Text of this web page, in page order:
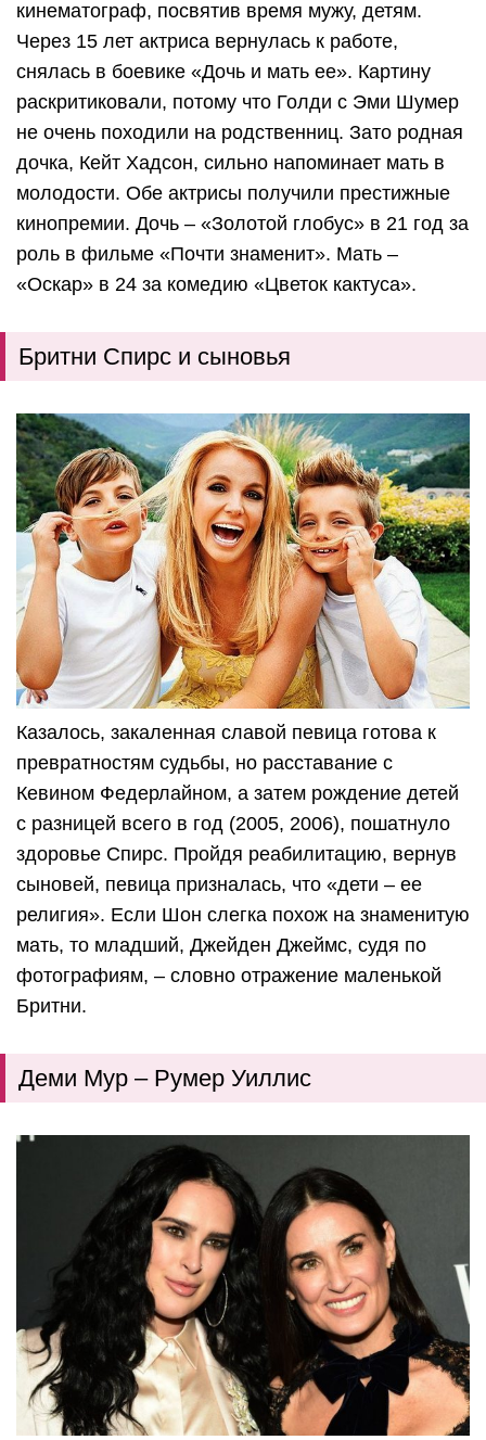
кинематограф, посвятив время мужу, детям.
Через 15 лет актриса вернулась к работе,
снялась в боевике «Дочь и мать ее». Картину
раскритиковали, потому что Голди с Эми Шумер
не очень походили на родственниц. Зато родная
дочка, Кейт Хадсон, сильно напоминает мать в
молодости. Обе актрисы получили престижные
кинопремии. Дочь – «Золотой глобус» в 21 год за
роль в фильме «Почти знаменит». Мать –
«Оскар» в 24 за комедию «Цветок кактуса».
Бритни Спирс и сыновья
Казалось, закаленная славой певица готова к
превратностям судьбы, но расставание с
Кевином Федерлайном, а затем рождение детей
с разницей всего в год (2005, 2006), пошатнуло
здоровье Спирс. Пройдя реабилитацию, вернув
сыновей, певица призналась, что «дети – ее
религия». Если Шон слегка похож на знаменитую
мать, то младший, Джейден Джеймс, судя по
фотографиям, – словно отражение маленькой
Бритни.
Деми Мур – Румер Уиллис